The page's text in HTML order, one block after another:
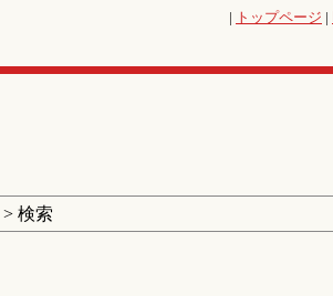
| トップページ |
> 検索